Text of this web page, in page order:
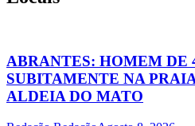
ABRANTES: HOMEM DE
SUBITAMENTE NA
ALDEIA DO MATO